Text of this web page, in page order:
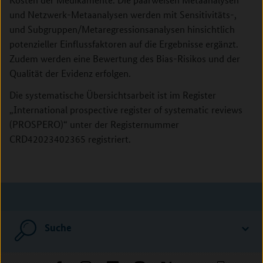
und Netzwerk-Metaanalysen werden mit Sensitivitäts-,
und Subgruppen/Metaregressionsanalysen hinsichtlich
potenzieller Einflussfaktoren auf die Ergebnisse ergänzt.
Zudem werden eine Bewertung des Bias-Risikos und der
Qualität der Evidenz erfolgen.
Die systematische Übersichtsarbeit ist im Register
„International prospective register of systematic reviews
(PROSPERO)“ unter der Registernummer
CRD42023402365 registriert.
Suche